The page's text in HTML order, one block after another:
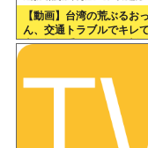
【動画】台湾の荒ぶるお
ん、交通トラブルでキレ
車の運転手をナイフで斬